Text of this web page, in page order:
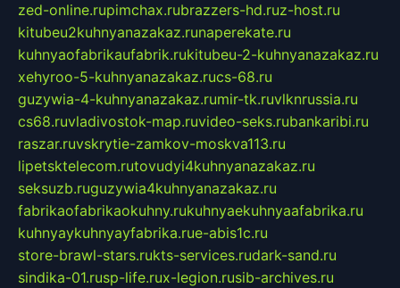
zed-online.rupimchax.rubrazzers-hd.ruz-host.ru
kitubeu2kuhnyanazakaz.runaperekate.ru
kuhnyaofabrikaufabrik.rukitubeu-2-kuhnyanazakaz.ru
xehyroo-5-kuhnyanazakaz.rucs-68.ru
guzywia-4-kuhnyanazakaz.rumir-tk.ruvlknrussia.ru
cs68.ruvladivostok-map.ruvideo-seks.rubankaribi.ru
raszar.ruvskrytie-zamkov-moskva113.ru
lipetsktelecom.rutovudyi4kuhnyanazakaz.ru
seksuzb.ruguzywia4kuhnyanazakaz.ru
fabrikaofabrikaokuhny.rukuhnyaekuhnyaafabrika.ru
kuhnyaykuhnyayfabrika.rue-abis1c.ru
store-brawl-stars.rukts-services.rudark-sand.ru
sindika-01.rusp-life.rux-legion.rusib-archives.ru